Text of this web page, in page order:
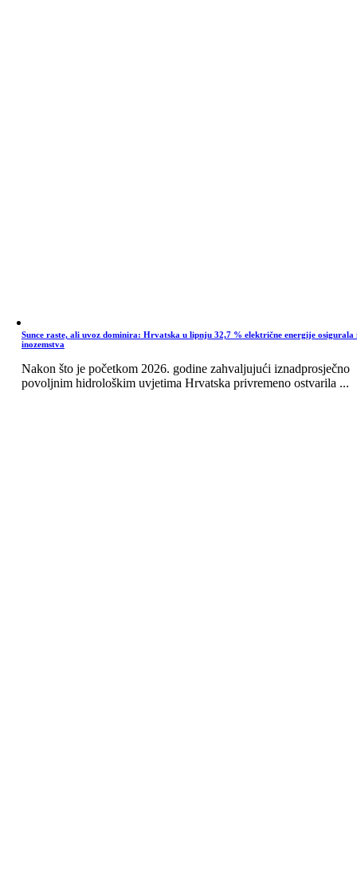
Sunce raste, ali uvoz dominira: Hrvatska u lipnju 32,7 % električne energije osigurala
inozemstva
Nakon što je početkom 2026. godine zahvaljujući iznadprosječno
povoljnim hidrološkim uvjetima Hrvatska privremeno ostvarila ...